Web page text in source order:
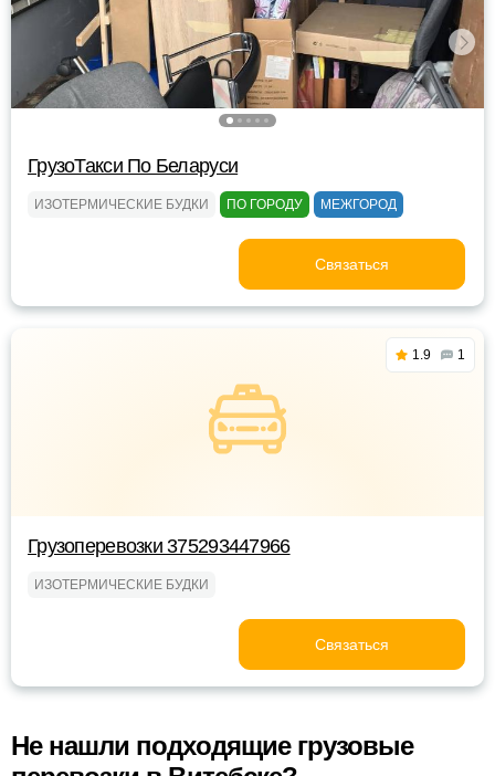
ГрузоТакси По Беларуси
ИЗОТЕРМИЧЕСКИЕ БУДКИ ПО ГОРОДУ МЕЖГОРОД
Связаться
1.9 1
Грузоперевозки 375293447966
ИЗОТЕРМИЧЕСКИЕ БУДКИ
Связаться
Не нашли подходящие грузовые